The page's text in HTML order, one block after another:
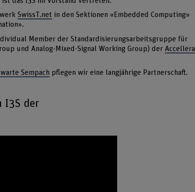
SwissT.net in den Sektionen «Embedded Computing»
Member der Standardisierungsarbeitsgruppe für
und Analog-Mixed-Signal Working Group) der Accellera
Sempach pflegen wir eine langjährige Partnerschaft.
I3S der